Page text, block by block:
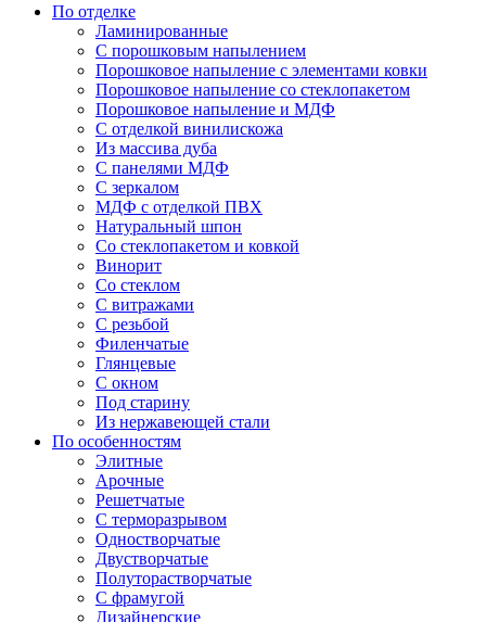
По отделке
Ламинированные
С порошковым напылением
Порошковое напыление с элементами ковки
Порошковое напыление со стеклопакетом
Порошковое напыление и МДФ
С отделкой винилискожа
Из массива дуба
С панелями МДФ
С зеркалом
МДФ с отделкой ПВХ
Натуральный шпон
Со стеклопакетом и ковкой
Винорит
Со стеклом
С витражами
С резьбой
Филенчатые
Глянцевые
С окном
Под старину
Из нержавеющей стали
По особенностям
Элитные
Арочные
Решетчатые
С терморазрывом
Одностворчатые
Двустворчатые
Полуторастворчатые
С фрамугой
Дизайнерские